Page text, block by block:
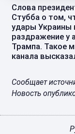
Слова
Стубба о том,
удары Украины
раздражение у
Трампа. Такое
канала
Сообщает
Новость